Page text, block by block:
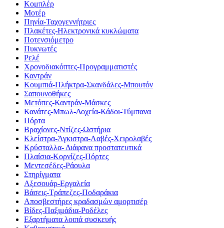
Κομπλέρ
Μοτέρ
Πηνία-Ταχογεννήτριες
Πλακέτες-Ηλεκτρονικά κυκλώματα
Ποτενσιόμετρο
Πυκνωτές
Ρελέ
Χρονοδιακόπτες-Προγραμματιστές
Καντράν
Κουμπιά-Πλήκτρα-Σκανδάλες-Μπουτόν
Σαπουνοθήκες
Μετόπες-Καντράν-Μάσκες
Κανάτες-Μπωλ-Δοχεία-Κάδοι-Τύμπανα
Πόρτα
Βραχίονες-Ντίζες-Ωστήρια
Κλείστρα-Άγκιστρα-Λαβές-Χειρολαβές
Κρύσταλλα- Διάφανα προστατευτικά
Πλαίσια-Κορνίζες-Πόρτες
Μεντεσέδες-Ράουλα
Στηρίγματα
Αξεσουάρ-Εργαλεία
Βάσεις-Τράπεζες-Ποδαράκια
Αποσβεστήρες κραδασμών αμορτισέρ
Βίδες-Παξιμάδια-Ροδέλες
Εξαρτήματα λοιπά συσκευής